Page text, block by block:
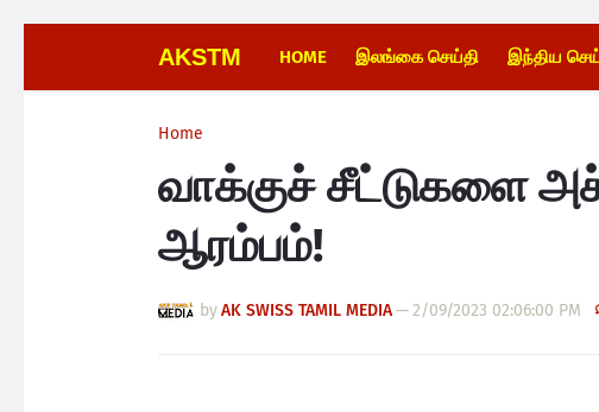
AKSTM HOME இலங்கை செய்தி இந்திய
Home
வாக்குச் சீட்டுகளை
ஆரம்பம்!
byAK SWISS TAMIL MEDIA—2/09/2023 02:06:00 PM